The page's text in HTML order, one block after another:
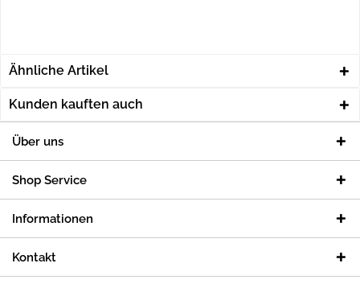
Ähnliche Artikel
Kunden kauften auch
Über uns
Shop Service
Informationen
Kontakt